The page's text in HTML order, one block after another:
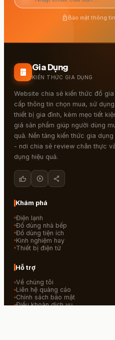
lock Bảo mật thông
kitchen Gia Dụng
KIẾN THỨC GIA DỤNG
Website chia sẻ kiến thức đồ
cấp thông tin chọn mua, sử
thiết bị gia đình, kèm mẹo tiết
giá sản phẩm giúp người dùng
quả. Nền tảng kiến thức gia
- nơi chia sẻ review chân thực
dụng hiệu quả.
thumb_up play_circle share
Khám phá
Điện lạnh
Đồ dùng nhà bếp
Đồ dùng tiện ích
Kinh nghiệm hay
Thiết bị điện tử
Hỗ trợ
Về chúng tôi
Liên hệ quảng cáo
Chính sách bảo mật
Điều khoản dịch vụ